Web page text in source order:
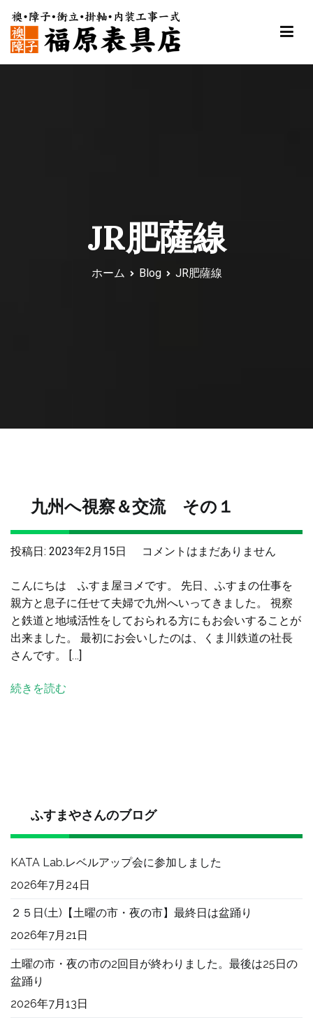
福原表具店
JR肥薩線
ホーム Blog JR肥薩線
九州へ視察＆交流 その１
投稿日: 2023年2月15日
九
へ
視
察
＆
コメントはまだありません
こんにちは ふすま屋ヨメです。 先日、ふすまの仕事を
親方と息子に任せて夫婦で九州へいってきました。 視察
と鉄道と地域活性をしておられる方にもお会いすることが
出来ました。 最初にお会いしたのは、くま川鉄道の社長
さんです。 […]
続きを読む
ふすまやさんのブログ
KATA Lab.レベルアップ会に参加しました
2026年7月24日
２５日(土)【土曜の市・夜の市】最終日は盆踊り
2026年7月21日
土曜の市・夜の市の2回目が終わりました。最後は25日の
盆踊り
2026年7月13日